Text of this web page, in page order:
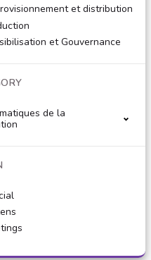
et distribution
et Gouvernance
de la